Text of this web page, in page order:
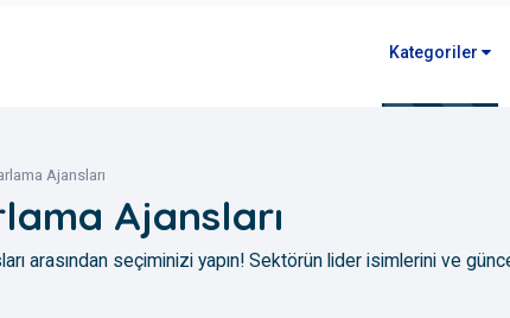
Kategoriler
Ajansları
Ajansları
arasından seçiminizi yapın! Sektörün lider isimlerini ve